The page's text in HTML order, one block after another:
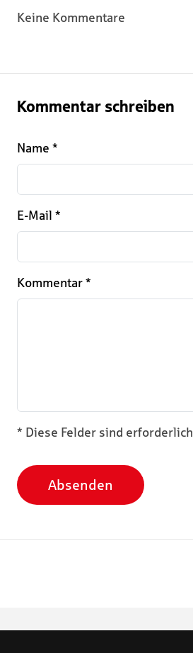
Keine Kommentare
Kommentar schreiben
Name *
E-Mail *
Kommentar *
* Diese Felder sind erforderlich
Absenden